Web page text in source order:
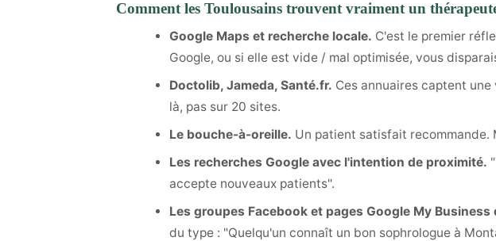
Comment les Toulousains trouvent vraiment un
Google Maps et recherche locale. C'est le premier
Google, ou si elle est vide / mal optimisée, vous
Doctolib, Jameda, Santé.fr. Ces annuaires captent
là, pas sur 20 sites.
Le bouche-à-oreille. Un patient satisfait
Les recherches Google avec l'intention de proximité.
accepte nouveaux patients".
Les groupes Facebook et pages Google My Business
du type : "Quelqu'un connaît un bon sophrologue à